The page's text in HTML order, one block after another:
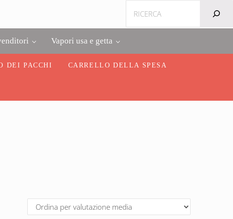
Vapori usa e getta
DEI PACCHI CARRELLO DELLA SPESA